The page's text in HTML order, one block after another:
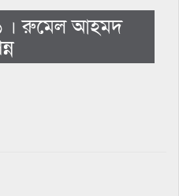
। রুমেল আহমদ